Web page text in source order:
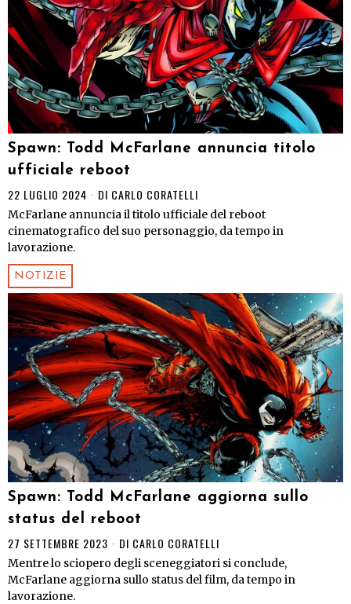
Spawn: Todd McFarlane annuncia titolo
ufficiale reboot
22 LUGLIO 2024 DI CARLO CORATELLI
McFarlane annuncia il titolo ufficiale del reboot
cinematografico del suo personaggio, da tempo in
lavorazione.
NOTIZIE
Spawn: Todd McFarlane aggiorna sullo
status del reboot
27 SETTEMBRE 2023 DI CARLO CORATELLI
Mentre lo sciopero degli sceneggiatori si conclude,
McFarlane aggiorna sullo status del film, da tempo in
lavorazione.